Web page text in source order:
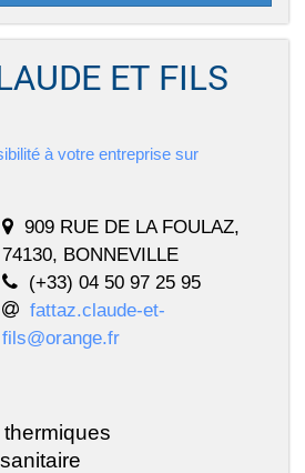
ET FILS
à votre entreprise sur
909 RUE DE LA FOULAZ,
74130, BONNEVILLE
(+33) 04 50 97 25 95
fattaz.claude-et-
fils@orange.fr